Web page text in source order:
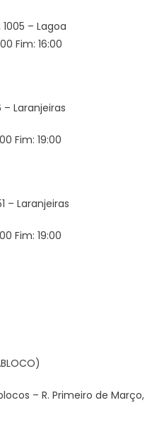
– Lagoa
Fim: 16:00
– Laranjeiras
Fim: 19:00
– Laranjeiras
Fim: 19:00
– R. Primeiro de Março,